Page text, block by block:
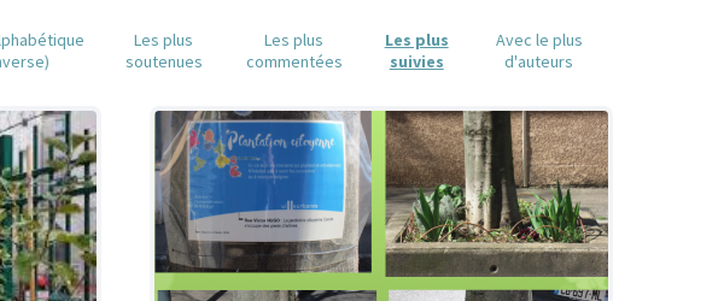
Les plus
soutenues
Les plus
commentées
Les plus
suivies
Avec le plus
d'auteurs